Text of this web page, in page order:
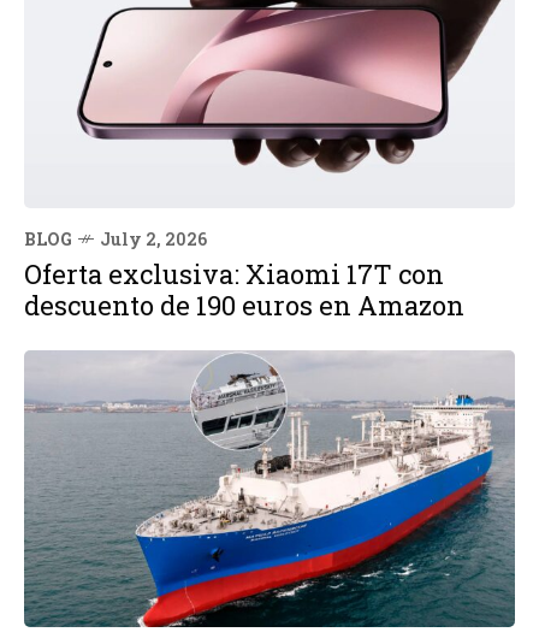
BLOG July 2, 2026
Oferta exclusiva: Xiaomi 17T con
descuento de 190 euros en Amazon